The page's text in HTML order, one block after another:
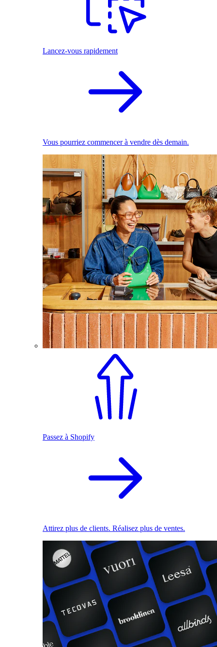
Lancez-vous rapidement
Vous pourriez commencer à vendre dès demain.
Passez à Shopify
Attirez plus de clients. Réalisez plus de ventes.